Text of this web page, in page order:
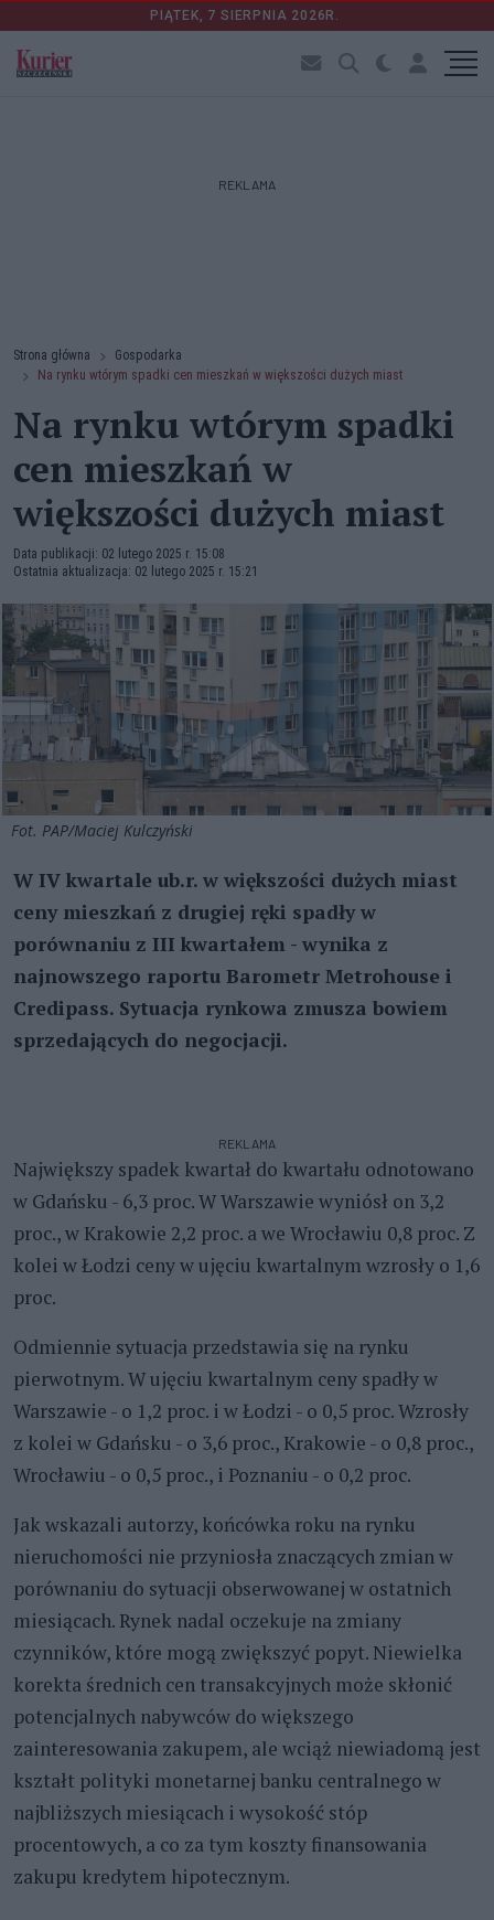
PIĄTEK, 7 SIERPNIA 2026R.
REKLAMA
Strona główna
Gospodarka
Na rynku wtórym spadki cen mieszkań w większości dużych miast
Na rynku wtórym spadki
cen mieszkań w
większości dużych miast
Data publikacji: 02 lutego 2025 r. 15:08
Ostatnia aktualizacja: 02 lutego 2025 r. 15:21
Fot. PAP/Maciej Kulczyński
W IV kwartale ub.r. w większości dużych miast
ceny mieszkań z drugiej ręki spadły w
porównaniu z III kwartałem - wynika z
najnowszego raportu Barometr Metrohouse i
Credipass. Sytuacja rynkowa zmusza bowiem
sprzedających do negocjacji.
REKLAMA
Największy spadek kwartał do kwartału odnotowano
w Gdańsku - 6,3 proc. W Warszawie wyniósł on 3,2
proc., w Krakowie 2,2 proc. a we Wrocławiu 0,8 proc. Z
kolei w Łodzi ceny w ujęciu kwartalnym wzrosły o 1,6
proc.
Odmiennie sytuacja przedstawia się na rynku
pierwotnym. W ujęciu kwartalnym ceny spadły w
Warszawie - o 1,2 proc. i w Łodzi - o 0,5 proc. Wzrosły
z kolei w Gdańsku - o 3,6 proc., Krakowie - o 0,8 proc.,
Wrocławiu - o 0,5 proc., i Poznaniu - o 0,2 proc.
Jak wskazali autorzy, końcówka roku na rynku
nieruchomości nie przyniosła znaczących zmian w
porównaniu do sytuacji obserwowanej w ostatnich
miesiącach. Rynek nadal oczekuje na zmiany
czynników, które mogą zwiększyć popyt. Niewielka
korekta średnich cen transakcyjnych może skłonić
potencjalnych nabywców do większego
zainteresowania zakupem, ale wciąż niewiadomą jest
kształt polityki monetarnej banku centralnego w
najbliższych miesiącach i wysokość stóp
procentowych, a co za tym koszty finansowania
zakupu kredytem hipotecznym.